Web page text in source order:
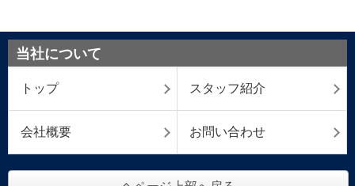
当社について
トップ スタッフ紹介
会社概要 お問い合わせ